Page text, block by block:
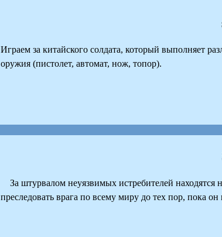
Играем за китайского солдата, который выполняет
оружия (пистолет, автомат, нож, топор).
За штурвалом неуязвимых истребителей находятся
преследовать врага по всему миру до тех пор, пока